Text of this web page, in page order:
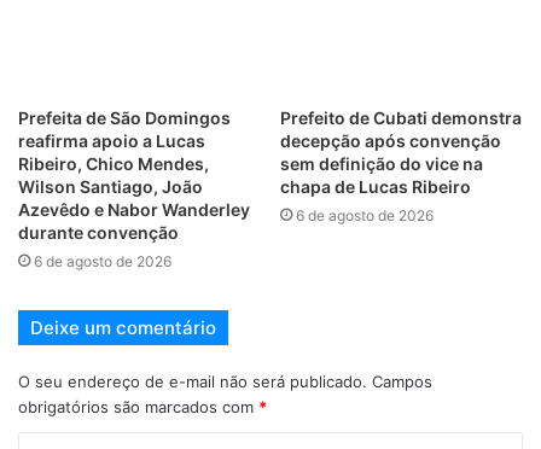
Prefeita de São Domingos
reafirma apoio a Lucas
Ribeiro, Chico Mendes,
Wilson Santiago, João
Azevêdo e Nabor Wanderley
durante convenção
6 de agosto de 2026
Prefeito de Cubati demonstra
decepção após convenção
sem definição do vice na
chapa de Lucas Ribeiro
6 de agosto de 2026
Deixe um comentário
O seu endereço de e-mail não será publicado. Campos
obrigatórios são marcados com *